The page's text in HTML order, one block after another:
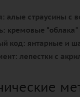
алые страусины с
кремовые
код: янтарные и
лепестки с